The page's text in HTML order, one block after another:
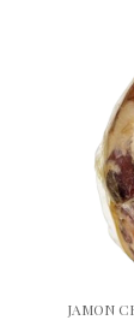
JAMON